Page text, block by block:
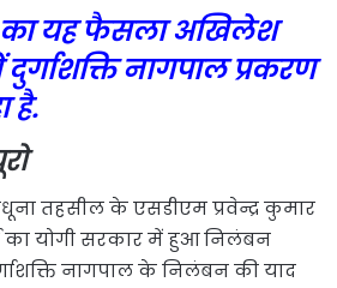
का यह फैसला अखिलेश
नागपाल प्रकरण
है.
तहसील के एसडीएम प्रवेन्द्र कुमार
का योगी सरकार में हुआ निलंबन
नागपाल के निलंबन की याद